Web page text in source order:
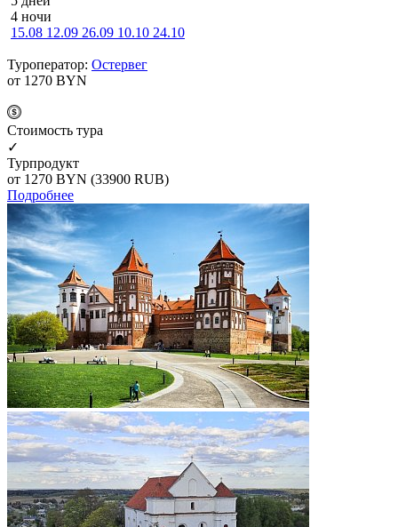
4 ночи
15.08 12.09 26.09 10.10 24.10
Туроператор: Остервег
от 1270 BYN
Cтоимость тура
✓
Турпродукт
от 1270 BYN (33900 RUB)
Подробнее